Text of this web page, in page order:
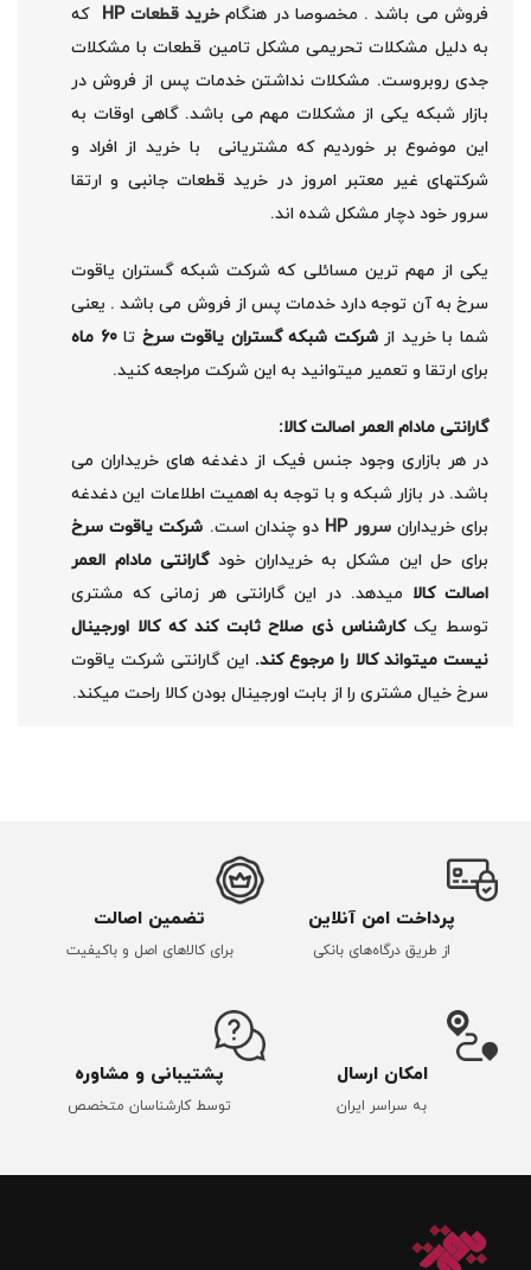
فروش می باشد . مخصوصا در هنگامخرید قطعات HP
که
به دلیل مشکلات تحریمی مشکل تامین قطعات با مشکلات
جدی روبروست. مشکلات نداشتن خدمات پس از فروش در
بازار شبکه یکی از مشکلات مهم می باشد. گاهی اوقات به
این موضوع بر خوردیم که مشتریانی با خرید از افراد و
شرکتهای غیر معتبر امروز در خرید قطعات جانبی و ارتقا
سرور خود دچار مشکل شده اند.
یکی از مهم ترین مسائلی که شرکت شبکه گستران یاقوت
سرخ به آن توجه دارد خدمات پس از فروش می باشد . یعنی
شما با خرید ازشرکت شبکه گستران یاقوت سرخ تا60 ماه
برای ارتقا و تعمیر میتوانید به این شرکت مراجعه کنید.
گارانتی مادام العمر اصالت کالا:
در هر بازاری وجود جنس فیک از دغدغه های خریداران می
باشد. در بازار شبکه و با توجه به اهمیت اطلاعات این دغدغه
برای خریدارانسرور HP دو چندان است. شرکت یاقوت سرخ
برای حل این مشکل به خریداران خود گارانتی مادام العمر
اصالت کالا میدهد. در این گارانتی هر زمانی که مشتری
توسط یککارشناس ذی صلاح ثابت کند که کالا اورجینال
نیست میتواند کالا را مرجوع کند. این گارانتی شرکت یاقوت
سرخ خیال مشتری را از بابت اورجینال بودن کالا راحت میکند.
پرداخت امن آنلاین
از طریق درگاه‌های بانکی
تضمین اصالت
برای کالاهای اصل و باکیفیت
امکان ارسال
به سراسر ایران
پشتیبانی و مشاوره
توسط کارشناسان متخصص